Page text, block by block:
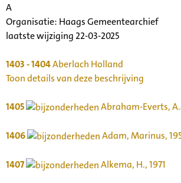
A
Organisatie: Haags Gemeentearchief
laatste wijziging 22-03-2025
1403 - 1404Aberlach Holland
Toon details van deze beschrijving
1405 Abraham-Everts,
1406 Adam, Marinus,
1407 Alkema, H., 1971